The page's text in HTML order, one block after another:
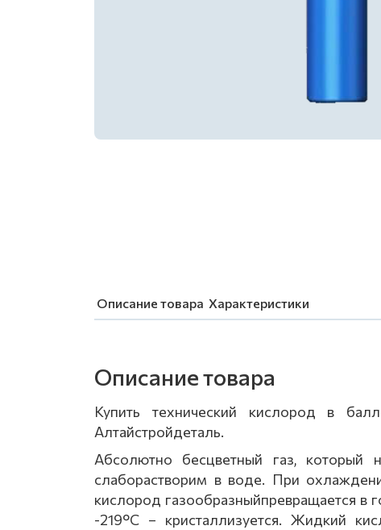
Описание товара Характеристики
Описание товара
Купить технический кислород в
Алтайстройдеталь.
Абсолютно бесцветный газ, который
слаборастворим в воде. При
кислород газообразныйпревращается
-219°С – кристаллизуется. Жидкий